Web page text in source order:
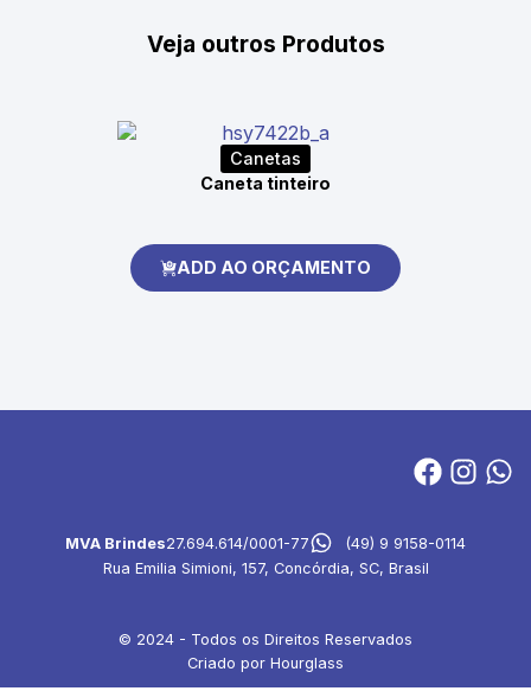
Veja outros Produtos
Canetas
Caneta tinteiro
ADD AO ORÇAMENTO
MVA Brindes27.694.614/0001-77
(49) 9 9158-0114
Rua Emilia Simioni, 157, Concórdia, SC, Brasil
© 2024 - Todos os Direitos Reservados
Criado por Hourglass